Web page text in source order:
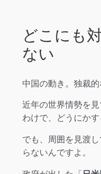
どこにも
ない
中国の動き。独裁的
近年の世界情勢を
わけで、どうにかす
でも、周囲を見渡
らないんですよ。